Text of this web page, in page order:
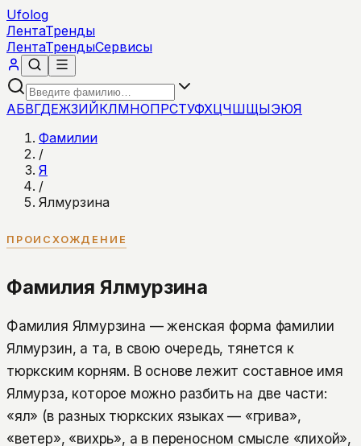
Ufolog
ЛентаТренды
ЛентаТрендыСервисы
АБВГДЕЖЗИЙКЛМНОПРСТУФХЦЧШЩЫЭЮЯ
Фамилии
/
Я
/
Ялмурзина
ПРОИСХОЖДЕНИЕ
Фамилия Ялмурзина
Фамилия Ялмурзина — женская форма фамилии
Ялмурзин, а та, в свою очередь, тянется к
тюркским корням. В основе лежит составное имя
Ялмурза, которое можно разбить на две части:
«ял» (в разных тюркских языках — «грива»,
«ветер», «вихрь», а в переносном смысле «лихой»,